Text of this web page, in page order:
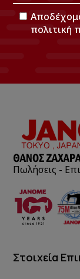
πολιτική
Πωλήσεις -
Στοιχεία